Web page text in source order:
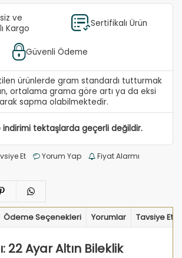
ve
Kargo
Sertifikalı Ürün
Güvenli Ödeme
ürünlerde gram standardı tutturmak
ortalama grama göre artı ya da eksi
sapma olabilmektedir.
indirimi tektaşlarda geçerli değildir.
Et Yorum Yap
Fiyat Alarmı
Ödeme Seçenekleri Yorumlar Tavsiye Et
22 Ayar Altın Bileklik